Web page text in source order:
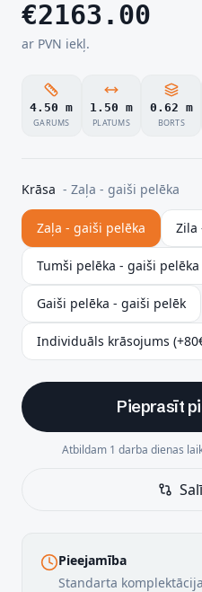
€2163.00
ar PVN iekļ.
4.50 m
GARUMS
1.50 m
PLATUMS
0.62 m
BORTS
Krāsa - Zaļa - gaiši pelēka
Zaļa - gaiši pelēka Zila
Tumši pelēka - gaiši pelēka
Gaiši pelēka - gaiši pelēk
Individuāls krāsojums
Pieprasīt
Atbildam 1 darba dienas
Pieejamība
Standarta